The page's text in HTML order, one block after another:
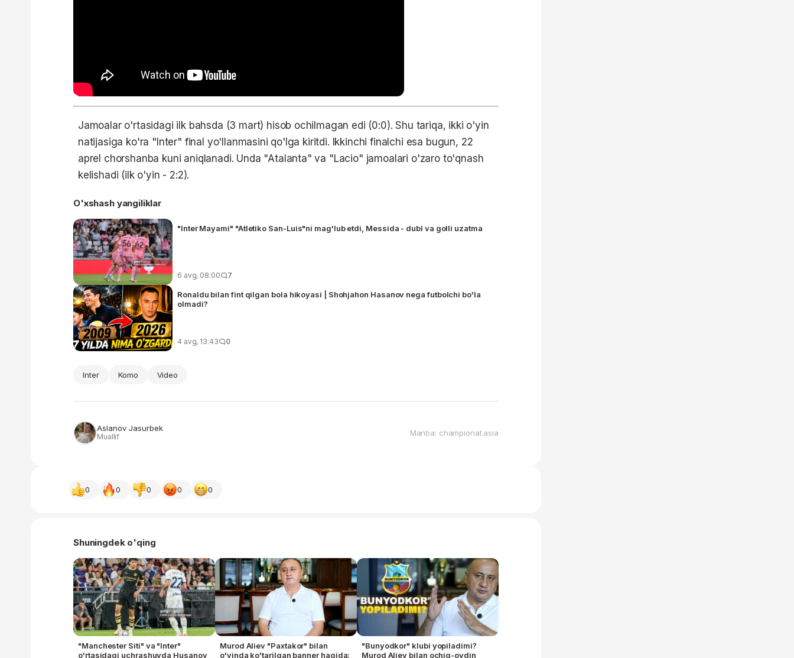
Jamoalar o'rtasidagi ilk bahsda (3 mart) hisob ochilmagan edi (0:0). Shu tariqa, ikki o'yin
natijasiga ko'ra "Inter" final yo'llanmasini qo'lga kiritdi. Ikkinchi finalchi esa bugun, 22
aprel chorshanba kuni aniqlanadi. Unda "Atalanta" va "Lacio" jamoalari o'zaro to'qnash
kelishadi (ilk o'yin - 2:2).
O'xshash yangiliklar
"Inter Mayami" "Atletiko San-Luis"ni mag'lub etdi, Messida - dubl va golli uzatma
6 avg, 08:00 7
Ronaldu bilan fint qilgan bola hikoyasi | Shohjahon Hasanov nega futbolchi bo'la
olmadi?
4 avg, 13:43 0
Inter Komo Video
Aslanov Jasurbek
Muallif Manba: championat.asia
0 0 0 0 0
Shuningdek o'qing
"Manchester Siti" va "Inter"
o'rtasidagi uchrashuvda Husanov
Murod Aliev "Paxtakor" bilan
o'yinda ko'tarilgan banner haqida:
"Bunyodkor" klubi yopiladimi?
Murod Aliev bilan ochiq-oydin